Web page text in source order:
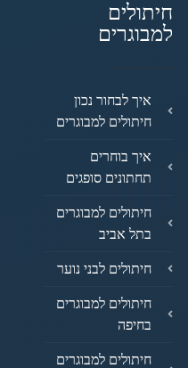
חיתולים
למבוגרים
איך לבחור נכון
חיתולים למבוגרים
איך בוחרים
תחתונים סופגים
חיתולים למבוגרים
בתל אביב
חיתולים לבני נוער
חיתולים למבוגרים
בחיפה
חיתולים למבוגרים